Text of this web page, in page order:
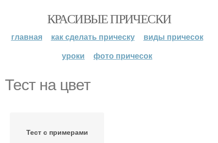
КРАСИВЫЕ ПРИЧЕСКИ
главная как сделать прическу
виды причесок
уроки
фото причесок
Тест на цвет
Тест с примерами